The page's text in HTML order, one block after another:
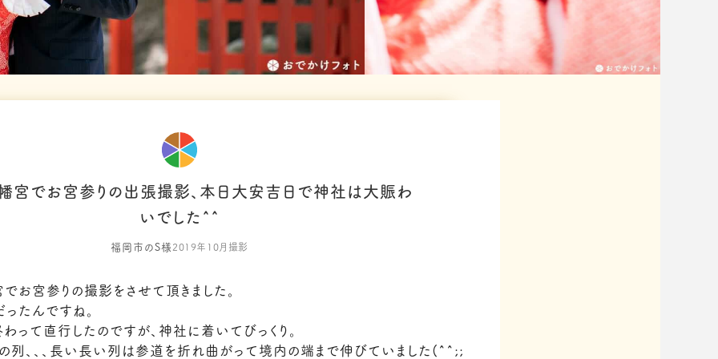
宮でお宮参りの出張撮影、本日大安吉日で神社は大賑わ
いでした^^
福岡市のS様 2019年10月撮影
お宮参りの撮影をさせて頂きました。
たんですね。
って直行したのですが、神社に着いてびっくり。
列、、、長い長い列は参道を折れ曲がって境内の端まで伸びていました(^^;;